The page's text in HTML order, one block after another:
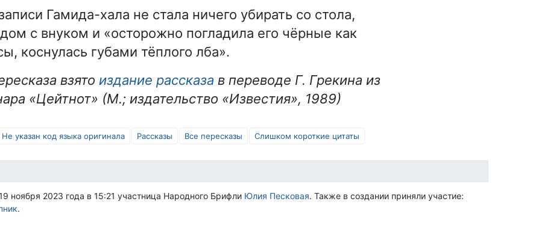
Гамида-хала не стала ничего убирать со стола,
с внуком и «осторожно погладила его чёрные как
коснулась губами тёплого лба».
взято издание рассказа в переводе Г. Грекина из
«Цейтнот» (М.; издательство «Известия», 1989)
Не указан код языка оригинала Рассказы Все пересказы Слишком короткие цитаты
ноября 2023 года в 15:21 участница Народного Брифли Юлия Песковая. Также в создании приняли участие:
.